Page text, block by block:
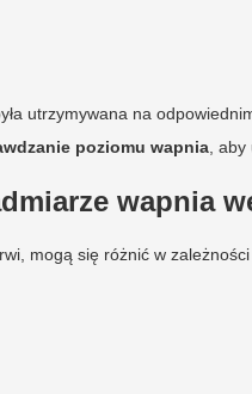
utrzymywana na
poziomu wapnia ,
wapnia
mogą się różnić w